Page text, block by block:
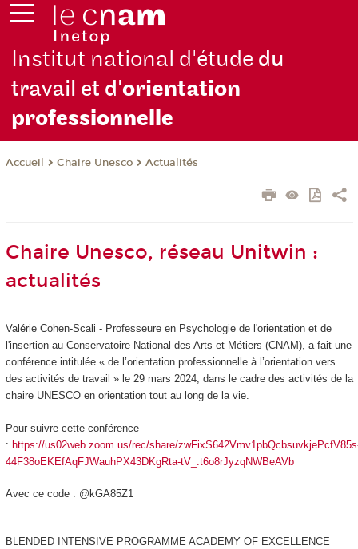
Institut national d'étude du
travail et d'orientation
professionnelle
Accueil Chaire Unesco Actualités
Chaire Unesco, réseau Unitwin :
actualités
Valérie Cohen-Scali - Professeure en Psychologie de l'orientation et de
l'insertion au Conservatoire National des Arts et Métiers (CNAM), a fait une
conférence intitulée « de l’orientation professionnelle à l’orientation vers
des activités de travail » le 29 mars 2024, dans le cadre des activités de la
chaire UNESCO en orientation tout au long de la vie.
Pour suivre cette conférence
: https://us02web.zoom.us/rec/share/
44F38oEKEfAqFJWauhPX43DKgRta-tV_.t6o8rJyzqNWBeAVb
Avec ce code : @kGA85Z1
BLENDED INTENSIVE PROGRAMME ACADEMY OF EXCELLENCE